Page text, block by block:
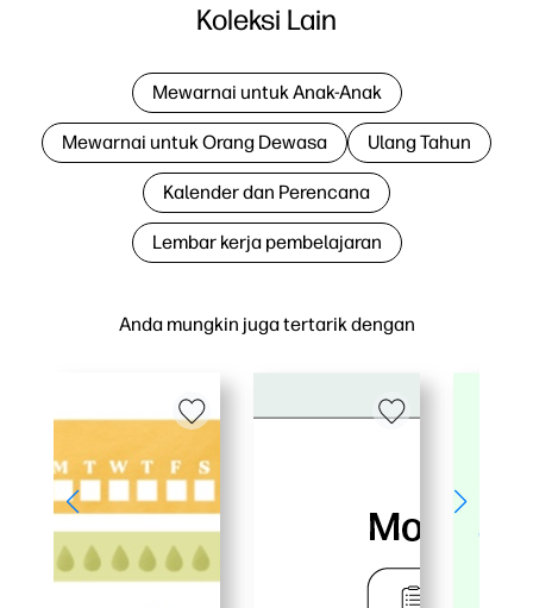
Anda mungkin juga tertarik dengan
Koleksi Lain
Mewarnai untuk Anak-Anak
Mewarnai untuk Orang Dewasa Ulang Tahun
Kalender dan Perencana
Lembar kerja pembelajaran